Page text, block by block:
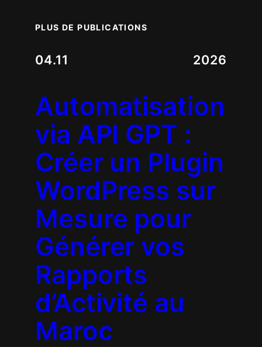
PLUS DE PUBLICATIONS
04.11 2026
Automatisation
via API GPT :
Créer un Plugin
WordPress sur
Mesure pour
Générer vos
Rapports
d’Activité au
Maroc